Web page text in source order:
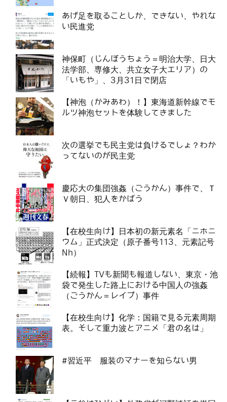
あげ足を取ることしか、できない、やれな
い民進党
神保町（じんぼうちょう＝明治大学、日大
法学部、専修大、共立女子大エリア）の
「いもや」、3月31日で閉店
【神泡（かみあわ）！】東海道新幹線でモ
ルツ神泡セットを体験してきました
次の選挙でも民主党は負けるでしょ？わか
ってないのが民主党
慶応大の集団強姦（ごうかん）事件で、Ｔ
Ｖ朝日、犯人をかばう
【在校生向け】日本初の新元素名「ニホニ
ウム」正式決定（原子番号113、元素記号
Nh）
【続報】TVも新聞も報道しない、東京・池
袋で発生した路上における中国人の強姦
（ごうかん＝レイプ）事件
【在校生向け】化学：国籍で見る元素周期
表。そして重力波とアニメ「君の名は」
#習近平 服装のマナーを知らない男